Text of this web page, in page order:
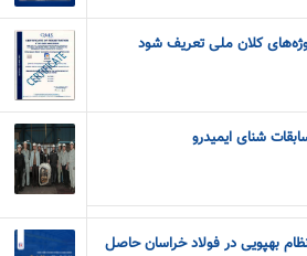
کلان ملی تعریف شود
شنای ایمیدرو
بهپویی در فولاد خراسان حاصل